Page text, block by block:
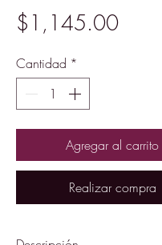
$1,145.00Precio
Cantidad *
Agregar al carrito
Realizar compra